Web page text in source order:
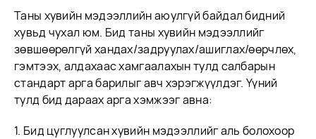
Таны хувийн мэдээллийн аюулгүй байдал бидний
хувьд чухал юм. Бид таны хувийн мэдээллийг
зөвшөөрөлгүй хандах/задруулах/ашиглах/өөрчлөх,
гэмтээх, алдахаас хамгаалахын тулд салбарын
стандарт арга барилыг авч хэрэгжүүлдэг. Үүний
тулд бид дараах арга хэмжээг авна:
1. Бид цуглуулсан хувийн мэдээллийг аль болохоор